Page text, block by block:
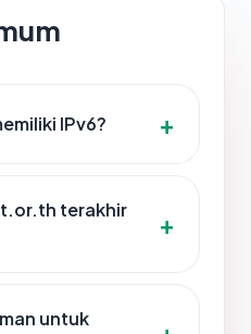
IPv6?
terakhir
untuk